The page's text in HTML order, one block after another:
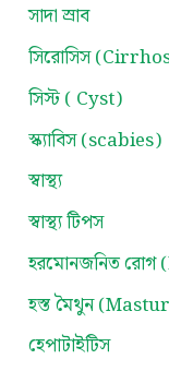
সাদা স্রাব
সিরোসিস
সিস্ট ( Cyst)
স্ক্যাবিস (scabies)
স্বাস্থ্য
স্বাস্থ্য টিপস
হরমোনজনিত রোগ
হস্ত মৈথুন
হেপাটাইটিস